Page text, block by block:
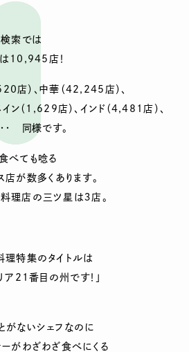
検索では
10,945店！
店）、中華（42,245店）、
ン（1,629店）、インド（4,481店）、
・ 同様です。
べても唸る
店が数多くあります。
理店の三ツ星は３店。
理特集のタイトルは
ア21番目の州です！」
がないシェフなのに
ーがわざわざ食べにくる